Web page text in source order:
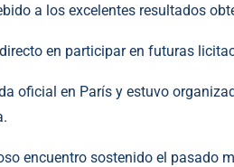
a los excelentes resultados
en participar en futuras
oficial en París y estuvo
encuentro sostenido el pasado